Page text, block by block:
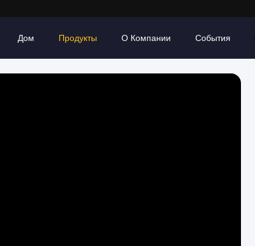
Дом Продукты О Компании События